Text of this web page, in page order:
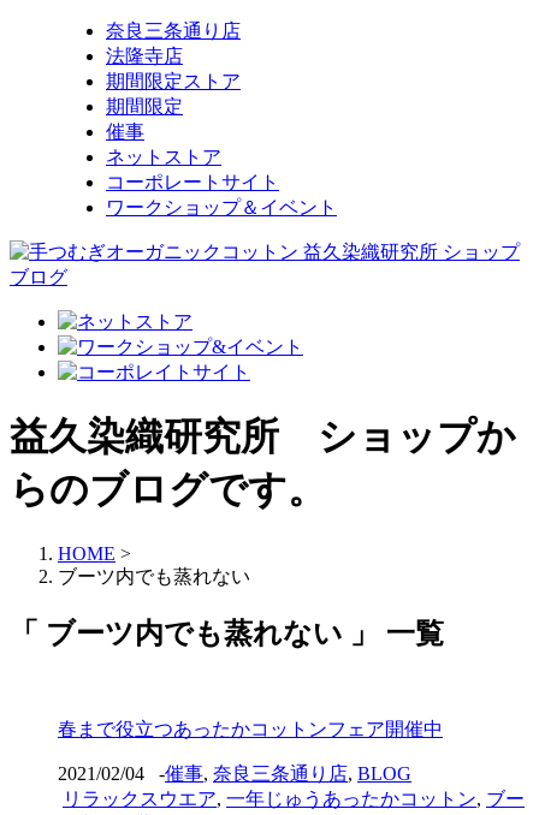
奈良三条通り店
法隆寺店
期間限定ストア
期間限定
催事
ネットストア
コーポレートサイト
ワークショップ＆イベント
益久染織研究所 ショップか
らのブログです。
HOME >
ブーツ内でも蒸れない
「 ブーツ内でも蒸れない 」 一覧
春まで役立つあったかコットンフェア開催中
2021/02/04 -催事, 奈良三条通り店, BLOG
リラックスウエア, 一年じゅうあったかコットン, ブー